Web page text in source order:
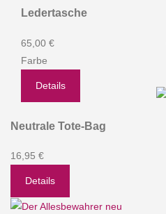
Ledertasche
65,00 €
Farbe
Details
Neutrale Tote-Bag
16,95 €
Details